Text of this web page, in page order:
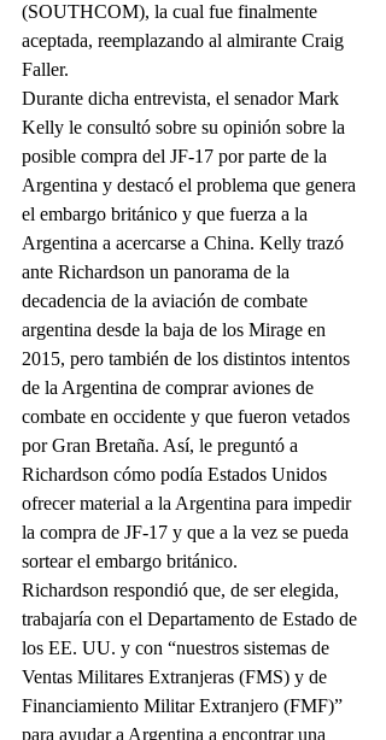
(SOUTHCOM), la cual fue finalmente
aceptada, reemplazando al almirante Craig
Faller.
Durante dicha entrevista, el senador Mark
Kelly le consultó sobre su opinión sobre la
posible compra del JF-17 por parte de la
Argentina y destacó el problema que genera
el embargo británico y que fuerza a la
Argentina a acercarse a China. Kelly trazó
ante Richardson un panorama de la
decadencia de la aviación de combate
argentina desde la baja de los Mirage en
2015, pero también de los distintos intentos
de la Argentina de comprar aviones de
combate en occidente y que fueron vetados
por Gran Bretaña. Así, le preguntó a
Richardson cómo podía Estados Unidos
ofrecer material a la Argentina para impedir
la compra de JF-17 y que a la vez se pueda
sortear el embargo británico.
Richardson respondió que, de ser elegida,
trabajaría con el Departamento de Estado de
los EE. UU. y con “nuestros sistemas de
Ventas Militares Extranjeras (FMS) y de
Financiamiento Militar Extranjero (FMF)”
para ayudar a Argentina a encontrar una